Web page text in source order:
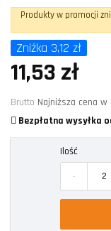
Produkty w promocji
Zniżka 3,12 zł
11,53 zł
Brutto Najniższa cena
Bezpłatna wysyłka
Ilość
-